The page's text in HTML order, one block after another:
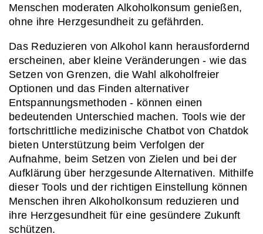
Menschen moderaten Alkoholkonsum genießen,
ohne ihre Herzgesundheit zu gefährden.
Das Reduzieren von Alkohol kann herausfordernd
erscheinen, aber kleine Veränderungen - wie das
Setzen von Grenzen, die Wahl alkoholfreier
Optionen und das Finden alternativer
Entspannungsmethoden - können einen
bedeutenden Unterschied machen. Tools wie der
fortschrittliche medizinische Chatbot von Chatdok
bieten Unterstützung beim Verfolgen der
Aufnahme, beim Setzen von Zielen und bei der
Aufklärung über herzgesunde Alternativen. Mithilfe
dieser Tools und der richtigen Einstellung können
Menschen ihren Alkoholkonsum reduzieren und
ihre Herzgesundheit für eine gesündere Zukunft
schützen.